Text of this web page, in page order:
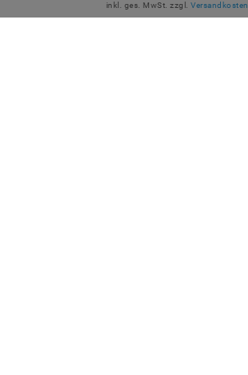
inkl. ges. MwSt. zzgl. Versandkosten